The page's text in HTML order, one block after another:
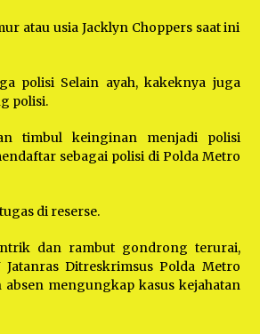
atau usia Jacklyn Choppers saat ini
polisi Selain ayah, kakeknya juga
polisi.
timbul keinginan menjadi polisi
sebagai polisi di Polda Metro
di reserse.
dan rambut gondrong terurai,
Ditreskrimsus Polda Metro
absen mengungkap kasus kejahatan